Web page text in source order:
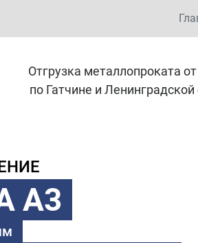
Отгрузка металлопроката
по Гатчине и Ленинградской
А3